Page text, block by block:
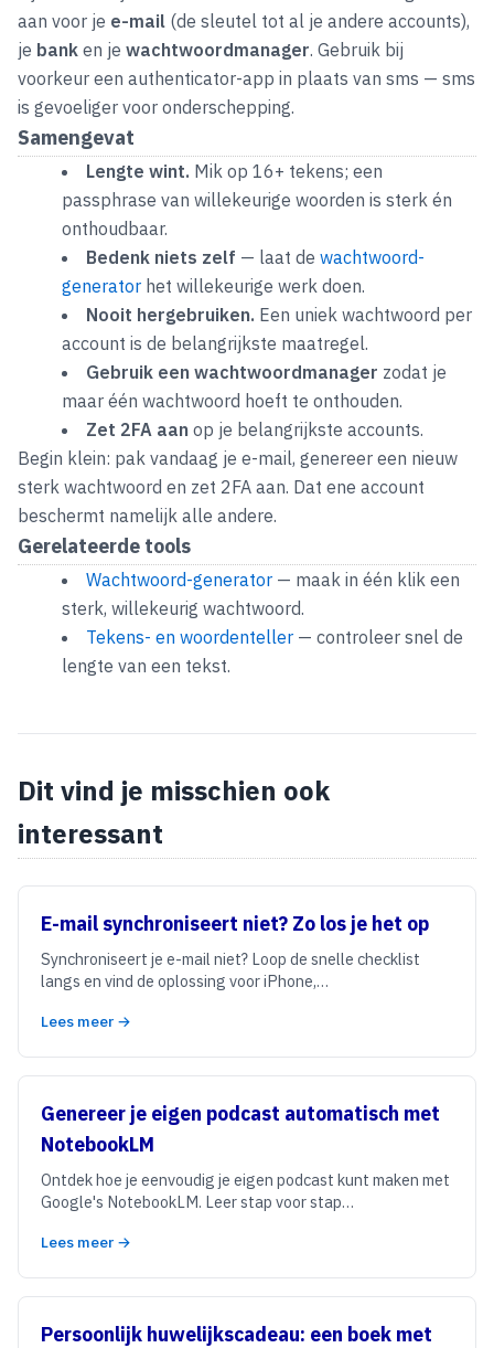
aan voor je e-mail (de sleutel tot al je andere accounts),
je bank en je wachtwoordmanager. Gebruik bij
voorkeur een authenticator-app in plaats van sms — sms
is gevoeliger voor onderschepping.
Samengevat
Lengte wint. Mik op 16+ tekens; een
passphrase van willekeurige woorden is sterk én
onthoudbaar.
Bedenk niets zelf — laat de wachtwoord-
generator het willekeurige werk doen.
Nooit hergebruiken. Een uniek wachtwoord per
account is de belangrijkste maatregel.
Gebruik een wachtwoordmanager zodat je
maar één wachtwoord hoeft te onthouden.
Zet 2FA aan op je belangrijkste accounts.
Begin klein: pak vandaag je e-mail, genereer een nieuw
sterk wachtwoord en zet 2FA aan. Dat ene account
beschermt namelijk alle andere.
Gerelateerde tools
Wachtwoord-generator — maak in één klik een
sterk, willekeurig wachtwoord.
Tekens- en woordenteller — controleer snel de
lengte van een tekst.
Dit vind je misschien ook
interessant
E-mail synchroniseert niet? Zo los je het op
Synchroniseert je e-mail niet? Loop de snelle checklist
langs en vind de oplossing voor iPhone,…
Lees meer →
Genereer je eigen podcast automatisch met
NotebookLM
Ontdek hoe je eenvoudig je eigen podcast kunt maken met
Google's NotebookLM. Leer stap voor stap…
Lees meer →
Persoonlijk huwelijkscadeau: een boek met